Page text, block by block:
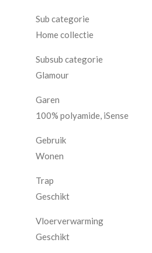
Sub categorie
Home collectie
Subsub categorie
Glamour
Garen
100% polyamide, iSense
Gebruik
Wonen
Trap
Geschikt
Vloerverwarming
Geschikt